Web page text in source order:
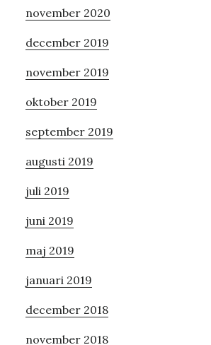
november 2020
december 2019
november 2019
oktober 2019
september 2019
augusti 2019
juli 2019
juni 2019
maj 2019
januari 2019
december 2018
november 2018